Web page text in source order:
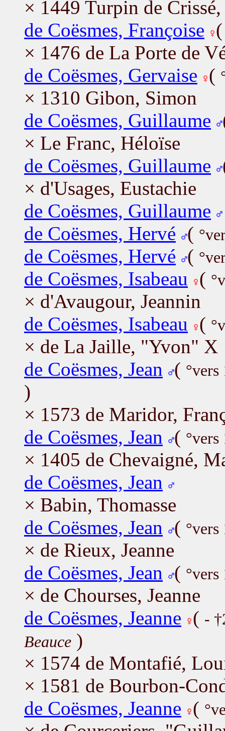
× 1449 Turpin de
de Coësmes, Françoise
× 1476 de La Porte de
de Coësmes, Gervaise (
× 1310 Gibon, Simon
de Coësmes, Guillaume
× Le Franc, Héloïse
de Coësmes, Guillaume
× d'Usages, Eustachie
de Coësmes, Guillaume
de Coësmes, Hervé (
de Coësmes, Hervé (
de Coësmes, Isabeau (
× d'Avaugour, Jeannin
de Coësmes, Isabeau
(
× de La Jaille, "Yvon" X
de Coësmes, Jean
(
)
× 1573 de Maridor,
de Coësmes, Jean
(
× 1405 de Chevaigné,
de Coësmes, Jean
× Babin, Thomasse
de Coësmes, Jean
( °vers
× de Rieux, Jeanne
de Coësmes, Jean
(
× de Chourses, Jeanne
de Coësmes, Jeanne ( -
Beauce )
× 1574 de Montafié,
× 1581 de Bourbon-
de Coësmes, Jeanne (